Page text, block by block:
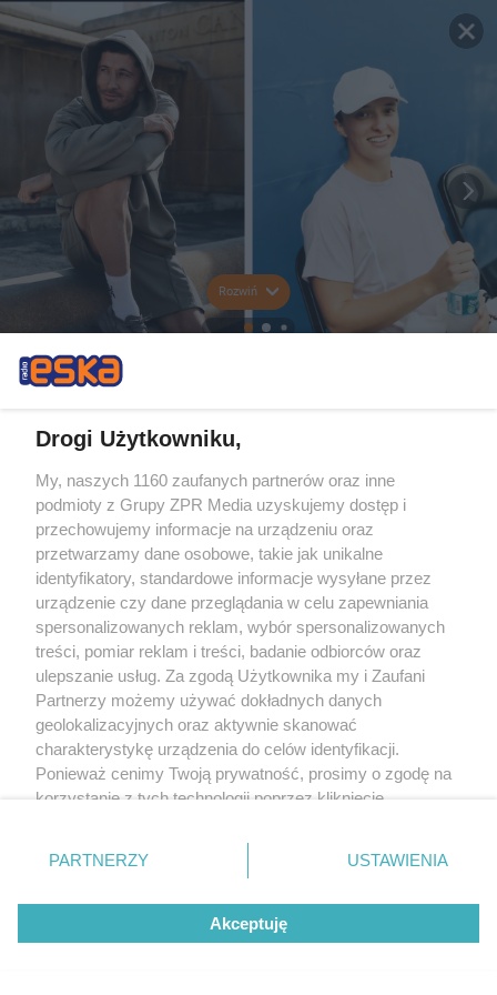
Rozwiń
Drogi Użytkowniku,
My, naszych 1160 zaufanych partnerów oraz inne
podmioty z Grupy ZPR Media uzyskujemy dostęp i
przechowujemy informacje na urządzeniu oraz
przetwarzamy dane osobowe, takie jak unikalne
identyfikatory, standardowe informacje wysyłane przez
urządzenie czy dane przeglądania w celu zapewniania
spersonalizowanych reklam, wybór spersonalizowanych
treści, pomiar reklam i treści, badanie odbiorców oraz
ulepszanie usług. Za zgodą Użytkownika my i Zaufani
Partnerzy możemy używać dokładnych danych
geolokalizacyjnych oraz aktywnie skanować
charakterystykę urządzenia do celów identyfikacji.
Ponieważ cenimy Twoją prywatność, prosimy o zgodę na
korzystanie z tych technologii poprzez kliknięcie
zmienić/wycofać klikając przycisk ustawień prywatności
znajdujący się w lewym dolnym rogu strony
rodzaje przetwarzania danych nie wymagają zgody
użytkownika, ale masz prawo sprzeciwić się takiemu
przetwarzaniu. Preferencje będą miały zastosowanie tylko
PARTNERZY USTAWIENIA
Akceptuję